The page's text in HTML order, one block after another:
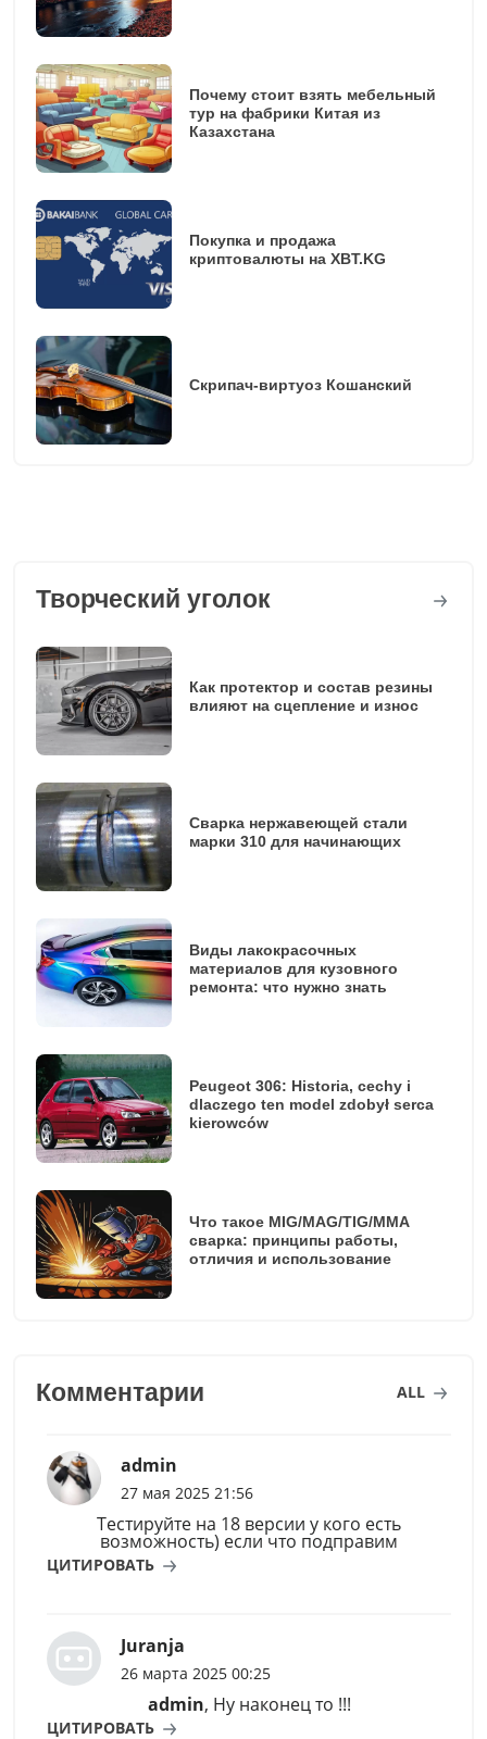
Почему стоит взять мебельный
тур на фабрики Китая из
Казахстана
Покупка и продажа
криптовалюты на XBT.KG
Скрипач-виртуоз Кошанский
Творческий уголок
Как протектор и состав резины
влияют на сцепление и износ
Сварка нержавеющей стали
марки 310 для начинающих
Виды лакокрасочных
материалов для кузовного
ремонта: что нужно знать
Peugeot 306: Historia, cechy i
dlaczego ten model zdobył serca
kierowców
Что такое MIG/MAG/TIG/MMA
сварка: принципы работы,
отличия и использование
Комментарии ALL
admin
27 мая 2025 21:56
Тестируйте на 18 версии у кого есть
возможность) если что подправим
ЦИТИРОВАТЬ
Juranja
26 марта 2025 00:25
admin, Ну наконец то !!!
ЦИТИРОВАТЬ